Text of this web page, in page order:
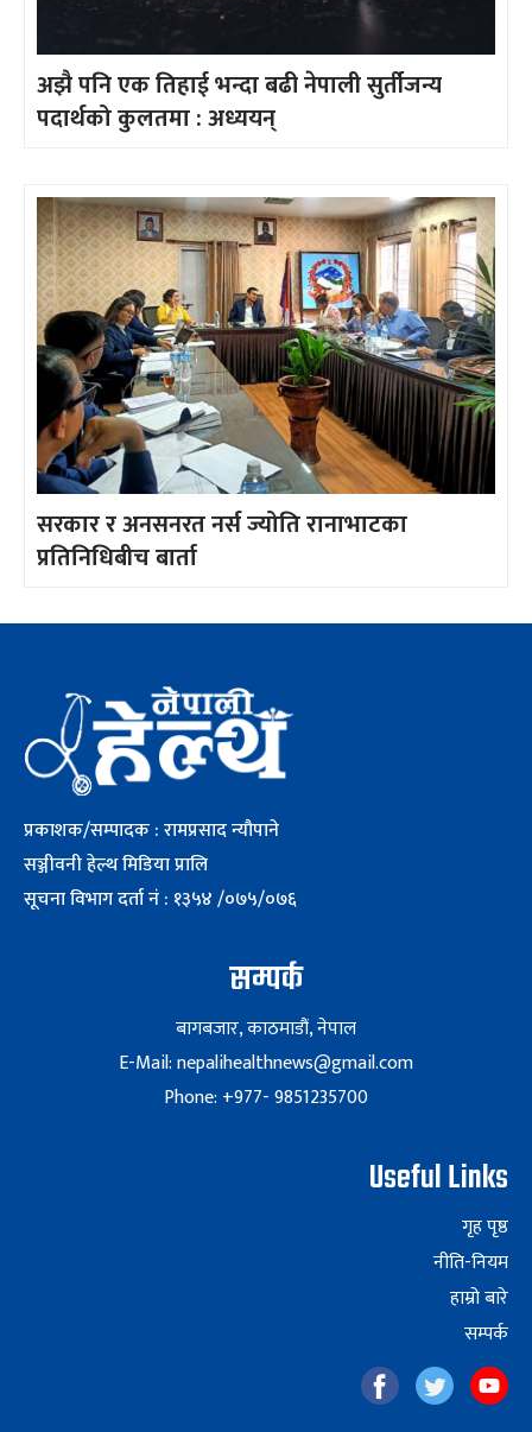
अझै पनि एक तिहाई भन्दा बढी नेपाली सुर्तीजन्य
पदार्थको कुलतमा : अध्ययन्
सरकार र अनसनरत नर्स ज्योति रानाभाटका
प्रतिनिधिबीच बार्ता
प्रकाशक/सम्पादक : रामप्रसाद न्यौपाने
सञ्जीवनी हेल्थ मिडिया प्रालि
सूचना विभाग दर्ता नं : १३५४ /०७५/०७६
सम्पर्क
बागबजार, काठमाडौं, नेपाल
E-Mail: nepalihealthnews@gmail.com
Phone: +977- 9851235700
Useful Links
गृह पृष्ठ
नीति-नियम
हाम्रो बारे
सम्पर्क